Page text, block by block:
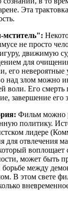
Эта
мститель":
не просто
движимую
для
его невероятные
над злом можно
воли. Его
завершение его
Фильм можно
политику.
лидере
для отвлечения
воплощает
может быть
между
В этом свете